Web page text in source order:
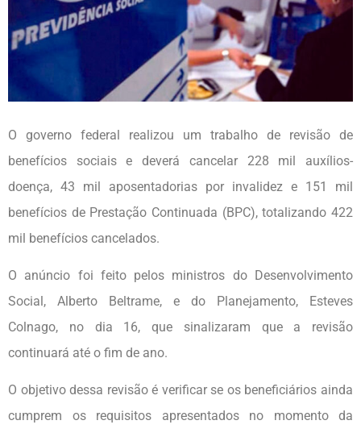
O governo federal realizou um trabalho de revisão de
benefícios sociais e deverá cancelar 228 mil auxílios-
doença, 43 mil aposentadorias por invalidez e 151 mil
benefícios de Prestação Continuada (BPC), totalizando 422
mil benefícios cancelados.
O anúncio foi feito pelos ministros do Desenvolvimento
Social, Alberto Beltrame, e do Planejamento, Esteves
Colnago, no dia 16, que sinalizaram que a revisão
continuará até o fim de ano.
O objetivo dessa revisão é verificar se os beneficiários ainda
cumprem os requisitos apresentados no momento da